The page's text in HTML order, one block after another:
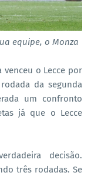
equipe, o Monza
venceu o Lecce por
da segunda
um confronto
já que o Lecce
decisão.
três rodadas. Se